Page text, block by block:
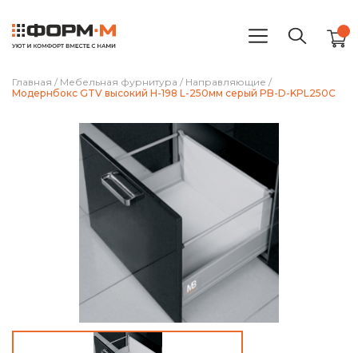
Главная / Мебельная фурнитура / Направляющие /
Модернбокс GTV высокий H-198 L-250мм cерый PB-D-KPL250C